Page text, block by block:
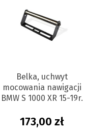
Belka, uchwyt
mocowania nawigacji
BMW S 1000 XR 15-19r.
173,00 zł